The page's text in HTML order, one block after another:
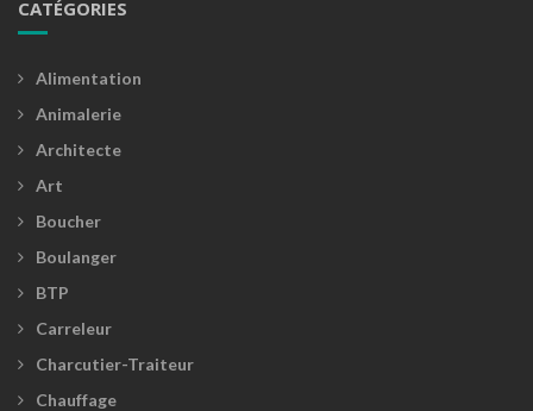
CATÉGORIES
Alimentation
Animalerie
Architecte
Art
Boucher
Boulanger
BTP
Carreleur
Charcutier-Traiteur
Chauffage